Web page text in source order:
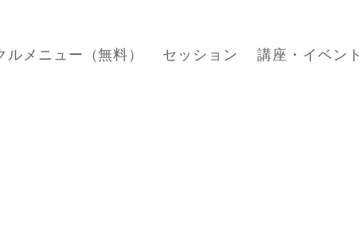
ルメニュー（無料） セッション 講座・イベント